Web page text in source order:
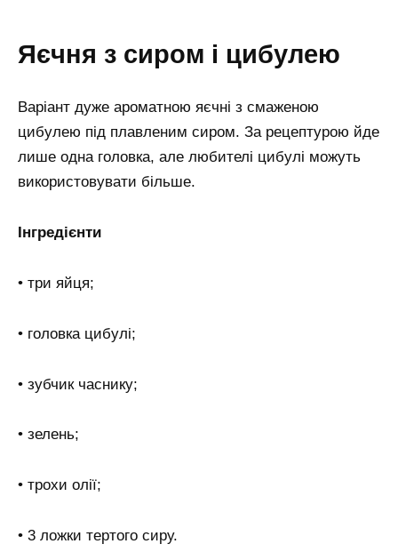
Яєчня з сиром і цибулею
Варіант дуже ароматною яєчні з смаженою
цибулею під плавленим сиром. За рецептурою йде
лише одна головка, але любителі цибулі можуть
використовувати більше.
Інгредієнти
• три яйця;
• головка цибулі;
• зубчик часнику;
• зелень;
• трохи олії;
• 3 ложки тертого сиру.